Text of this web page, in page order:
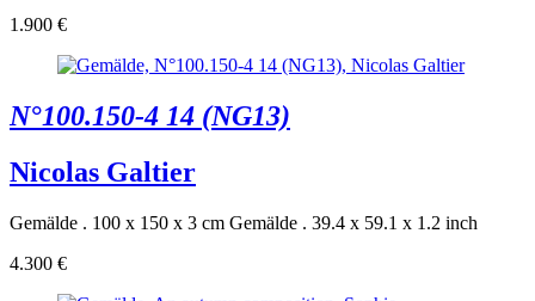
1.900 €
N°100.150-4 14 (NG13)
Nicolas Galtier
Gemälde . 100 x 150 x 3 cm Gemälde . 39.4 x 59.1 x 1.2 inch
4.300 €